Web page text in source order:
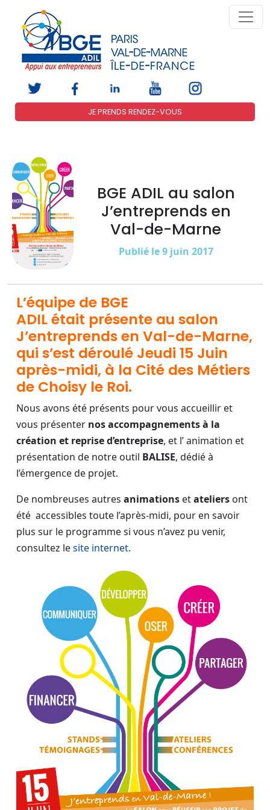
JE PRENDS RENDEZ-VOUS
BGE ADIL au salon
J’entreprends en
Val-de-Marne
Publié le 9 juin 2017
L’équipe de BGE
ADIL était présente au salon
J’entreprends en Val-de-Marne,
qui s’est déroulé Jeudi 15 Juin
après-midi, à la Cité des Métiers
de Choisy le Roi.
Nous avons été présents pour vous accueillir et
vous présenter nos accompagnements à la
création et reprise d’entreprise, et l’ animation et
présentation de notre outil BALISE, dédié à
l’émergence de projet.
De nombreuses autres animations etateliers ont
été accessibles toute l’après-midi, pour en savoir
plus sur le programme si vous n’avez pu venir,
consultez lesite internet.